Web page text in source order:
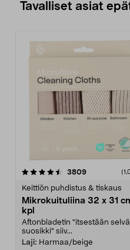
Tavalliset asiat
3809arvostelut
Keittiön puhdistus & tiskaus
Mikrokuituliina 32 x 31
kpl
Aftonbladetin "itsestään selvä
suosikki" siiv...
Laji: Harmaa/beige
4.5viidestä